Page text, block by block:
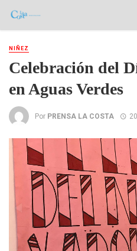
NIÑEZ
Celebración del
en Aguas Verdes
Por PRENSA LA COSTA